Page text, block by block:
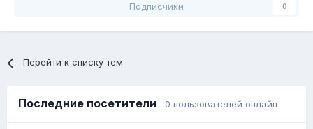
Подписчики 0
Перейти к списку тем
Последние посетители 0 пользователей онлайн